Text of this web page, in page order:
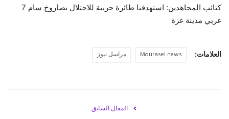
رياضة
حياة
كتائب المجاهدين: استهدفنا طائرة حربية للاحتلال بصاروخ سام 7
غربي مدينة غزة
العلامات: Mourasel news مراسل نيوز
المقال السابق